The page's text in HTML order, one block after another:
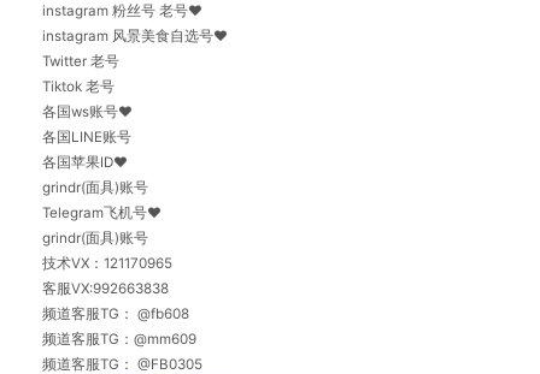
instagram 粉丝号 老号❤️
instagram 风景美食自选号❤️
Twitter 老号
Tiktok 老号
各国ws账号❤️
各国LINE账号
各国苹果ID❤️
grindr(面具)账号
Telegram飞机号❤️
grindr(面具)账号
技术VX：121170965
客服VX:992663838
频道客服TG： @fb608
频道客服TG：@mm609
频道客服TG： @FB0305